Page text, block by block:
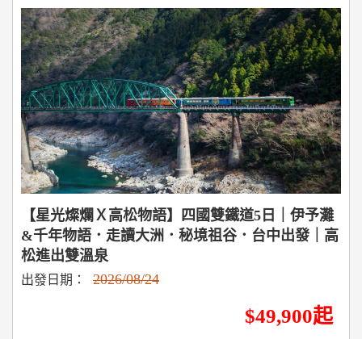
【星光燦爛Ｘ高松物語】四國雙鐵道5日｜伊予灘
&千年物語．走讀大洲．秘境祖谷．台中出發｜高
松進出雙溫泉
出發日期： 2026/08/24
$49,900起